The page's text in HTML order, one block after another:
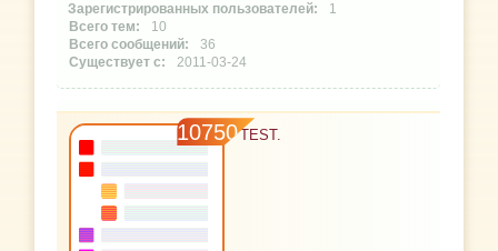
1
10
36
2011-03-24
10750TEST.